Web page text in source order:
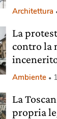
Architettura
La
contro la
Ambiente
La
propria